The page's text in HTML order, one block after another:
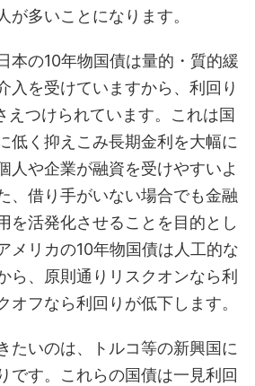
が多いことになります。
本の10年物国債は量的・質的緩
入を受けていますから、利回り
えつけられています。これは国
低く抑えこみ長期金利を大幅に
人や企業が融資を受けやすいよ
、借り手がいない場合でも金融
を活発化させることを目的とし
メリカの10年物国債は人工的な
ら、原則通りリスクオンなら利
オフなら利回りが低下します。
たいのは、トルコ等の新興国に
です。これらの国債は一見利回